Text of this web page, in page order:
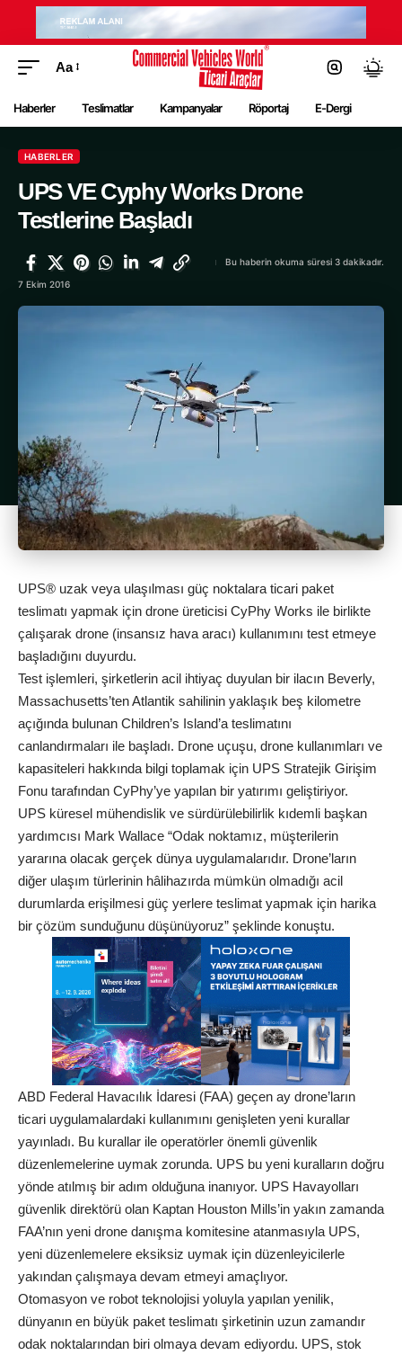
Aa
Haberler Teslimatlar Kampanyalar Röportaj E-Dergi
HABERLER
UPS VE Cyphy Works Drone
Testlerine Başladı
7 Ekim 2016
Bu haberin okuma süresi 3 dakikadır.
UPS® uzak veya ulaşılması güç noktalara ticari paket
teslimatı yapmak için drone üreticisi CyPhy Works ile birlikte
çalışarak drone (insansız hava aracı) kullanımını test etmeye
başladığını duyurdu.
Test işlemleri, şirketlerin acil ihtiyaç duyulan bir ilacın Beverly,
Massachusetts’ten Atlantik sahilinin yaklaşık beş kilometre
açığında bulunan Children’s Island’a teslimatını
canlandırmaları ile başladı. Drone uçuşu, drone kullanımları ve
kapasiteleri hakkında bilgi toplamak için UPS Stratejik Girişim
Fonu tarafından CyPhy’ye yapılan bir yatırımı geliştiriyor.
UPS küresel mühendislik ve sürdürülebilirlik kıdemli başkan
yardımcısı Mark Wallace “Odak noktamız, müşterilerin
yararına olacak gerçek dünya uygulamalarıdır. Drone’ların
diğer ulaşım türlerinin hâlihazırda mümkün olmadığı acil
durumlarda erişilmesi güç yerlere teslimat yapmak için harika
bir çözüm sunduğunu düşünüyoruz” şeklinde konuştu.
ABD Federal Havacılık İdaresi (FAA) geçen ay drone’ların
ticari uygulamalardaki kullanımını genişleten yeni kurallar
yayınladı. Bu kurallar ile operatörler önemli güvenlik
düzenlemelerine uymak zorunda. UPS bu yeni kuralların doğru
yönde atılmış bir adım olduğuna inanıyor. UPS Havayolları
güvenlik direktörü olan Kaptan Houston Mills’in yakın zamanda
FAA’nın yeni drone danışma komitesine atanmasıyla UPS,
yeni düzenlemelere eksiksiz uymak için düzenleyicilerle
yakından çalışmaya devam etmeyi amaçlıyor.
Otomasyon ve robot teknolojisi yoluyla yapılan yenilik,
dünyanın en büyük paket teslimatı şirketinin uzun zamandır
odak noktalarından biri olmaya devam ediyordu. UPS, stok